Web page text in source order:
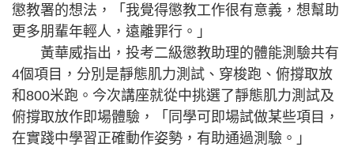
懲教署的想法，「我覺得懲教工作很有意義，想幫助
更多朋輩年輕人，遠離罪行。」
黃華威指出，投考二級懲教助理的體能測驗共有
4個項目，分別是靜態肌力測試、穿梭跑、俯撐取放
和800米跑。今次講座就從中挑選了靜態肌力測試及
俯撐取放作即場體驗，「同學可即場試做某些項目，
在實踐中學習正確動作姿勢，有助通過測驗。」